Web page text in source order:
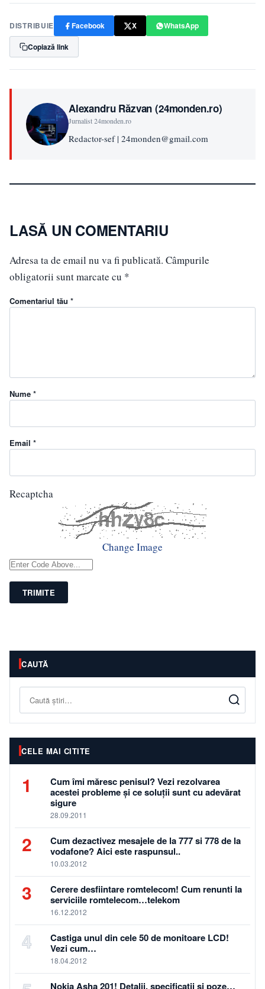
DISTRIBUIE Facebook X
WhatsApp
Copiază link
Alexandru Răzvan (24monden.ro)
Jurnalist 24monden.ro
Redactor-sef | 24monden@gmail.com
LASĂ UN COMENTARIU
Adresa ta de email nu va fi publicată. Câmpurile
obligatorii sunt marcate cu *
Comentariul tău *
Nume *
Email *
Recaptcha
Change Image
TRIMITE
CAUTĂ
CELE MAI CITITE
1
Cum îmi măresc penisul? Vezi rezolvarea
acestei probleme și ce soluții sunt cu adevărat
sigure
28.09.2011
2
Cum dezactivez mesajele de la 777 si 778 de la
vodafone? Aici este raspunsul..
10.03.2012
3
Cerere desfiintare romtelecom! Cum renunti la
serviciile romtelecom…telekom
16.12.2012
4
Castiga unul din cele 50 de monitoare LCD!
Vezi cum…
18.04.2012
Nokia Asha 201! Detalii, specificatii si poze…